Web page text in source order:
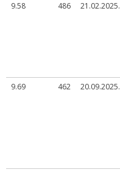
9.58
486 21.02.2025.
9.69
462 20.09.2025.